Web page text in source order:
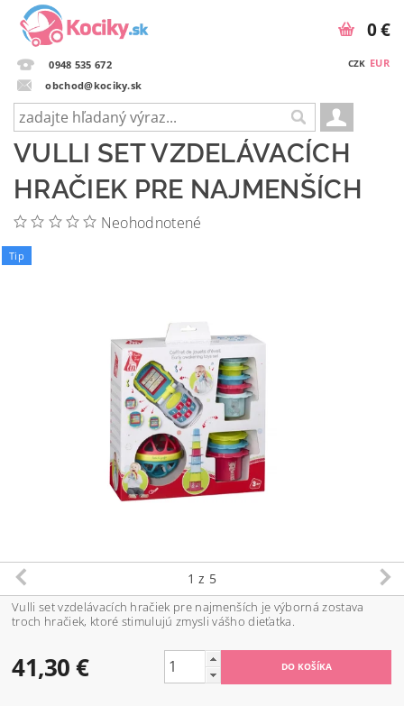
0948 535 672
obchod@kociky.sk
CZK EUR
0 €
VULLI SET VZDELÁVACÍCH
HRAČIEK PRE NAJMENŠÍCH
Neohodnotené
Tip
1 z 5
Vulli set vzdelávacích hračiek pre najmenších je výborná zostava
troch hračiek, ktoré stimulujú zmysli vášho dieťatka.
41,30 €